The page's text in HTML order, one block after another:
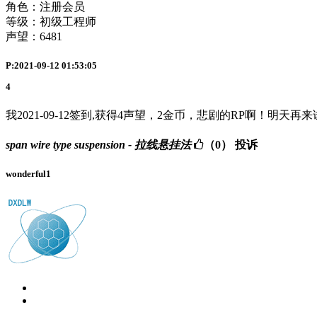
角色：注册会员
等级：初级工程师
声望： 6481
P:2021-09-12 01:53:05
4
我2021-09-12签到,获得4声望，2金币，悲剧的RP啊！明天再来
span wire type suspension - 拉线悬挂法 （0） 投诉
wonderful1